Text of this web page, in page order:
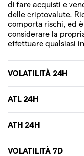
di fare acquisti e
delle criptovalute.
comporta rischi, ed
considerare la
effettuare qualsiasi
VOLATILITÀ 24H
ATL 24H
ATH 24H
VOLATILITÀ 7D